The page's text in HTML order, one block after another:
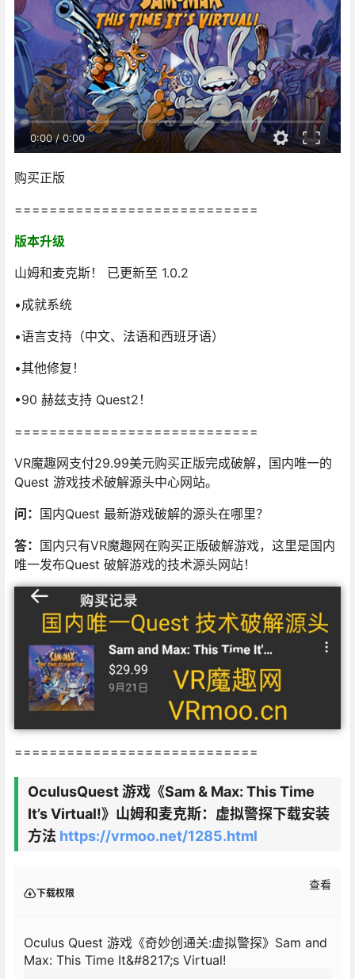
0:00/0:00
购买正版
============================
版本升级
山姆和麦克斯！ 已更新至 1.0.2
•成就系统
•语言支持（中文、法语和西班牙语）
•其他修复！
•90 赫兹支持 Quest2！
============================
VR魔趣网支付29.99美元购买正版完成破解，国内唯一的
Quest 游戏技术破解源头中心网站。
问： 国内Quest 最新游戏破解的源头在哪里？
答： 国内只有VR魔趣网在购买正版破解游戏，这里是国内
唯一发布Quest 破解游戏的技术源头网站！
============================
OculusQuest 游戏《Sam & Max: This Time
It’s Virtual!》山姆和麦克斯：虚拟警探下载安装
方法 https://vrmoo.net/1285.html
下载权限
查看
Oculus Quest 游戏《奇妙创通关:虚拟警探》Sam and
Max: This Time It&#8217;s Virtual!